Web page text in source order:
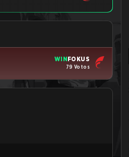
WINFOKUS
79 Votos